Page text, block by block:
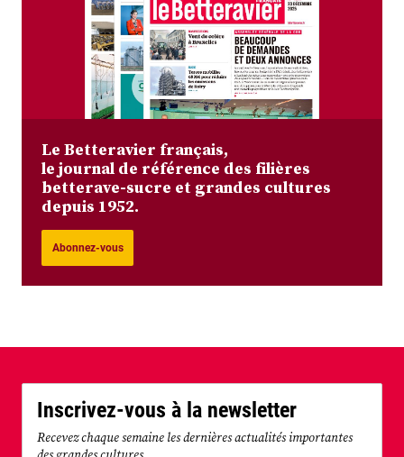
Le Betteravier français,
le journal de référence des filières
betterave-sucre et grandes cultures
depuis 1952.
Abonnez-vous
Inscrivez-vous à la newsletter
Recevez chaque semaine les dernières actualités importantes